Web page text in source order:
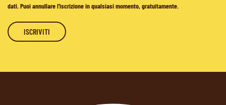
dati. Puoi annullare l'iscrizione in qualsiasi momento, gratuitamente.